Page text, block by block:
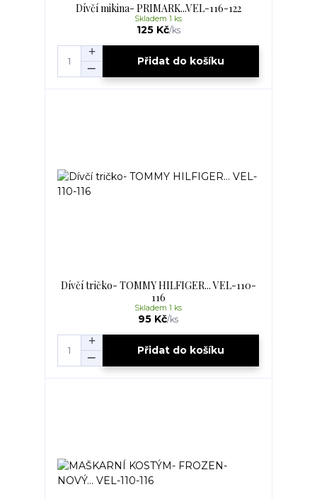
Dívčí mikina- PRIMARK...VEL-116-122
125 Kč/ks
Skladem 1 ks
Přidat do košíku
Dívčí tričko- TOMMY HILFIGER... VEL-110-
116
95 Kč/ks
Skladem 1 ks
Přidat do košíku